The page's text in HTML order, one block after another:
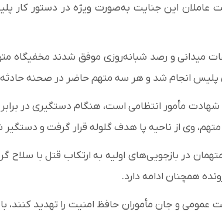
عاملان این جنایت به‌صورت ویژه در دستور کار
میدانی و رصد شبانه‌روزی موفق شدند مخفیگاه
پلیس انجام شد و هر سه متهم حاضر در صحنه
مأمور انتظامی است، هنگام دستگیری در
وی از ناحیه پا هدف گلوله قرار گرفت و
در بازجویی‌های اولیه به ارتکاب قتل با سلاح
همچنان ادامه دارد.
عمومی و جان مأموران حافظ امنیت را تهدید کنند،